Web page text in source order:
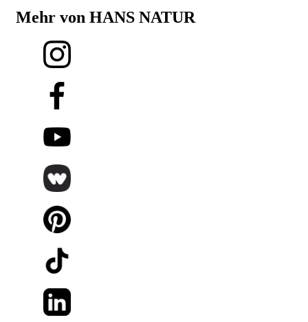
Mehr von HANS NATUR